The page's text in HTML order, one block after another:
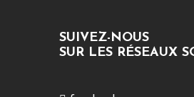
SUIVEZ-NOUS
SUR LES RÉSEAUX